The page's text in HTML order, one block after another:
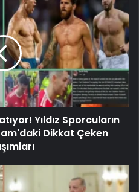
Yıldız Sporcuların
Dikkat Çeken